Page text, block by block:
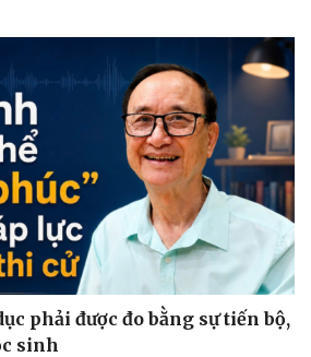
Đời sống
Nhà đẹp
Tình yêu - Gia đình
phải được đo bằng sự tiến bộ,
sinh